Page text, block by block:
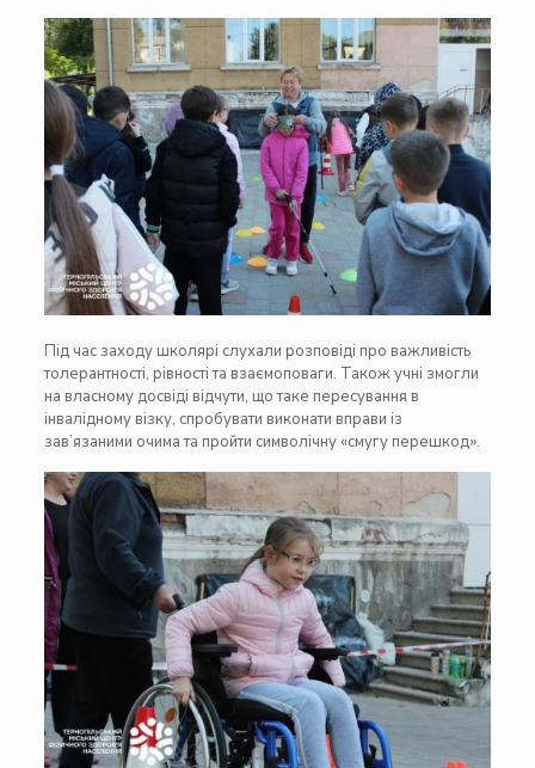
Під час заходу школярі слухали розповіді про важливість
толерантності, рівності та взаємоповаги. Також учні змогли
на власному досвіді відчути, що таке пересування в
інвалідному візку, спробувати виконати вправи із
зав’язаними очима та пройти символічну «смугу перешкод».